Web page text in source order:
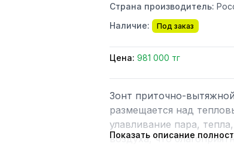
Страна производитель:
Наличие:
Под заказ
Цена: 981 000 тг
Зонт приточно-
размещается над
улавливание пара,
воздуха, что
Показать описание